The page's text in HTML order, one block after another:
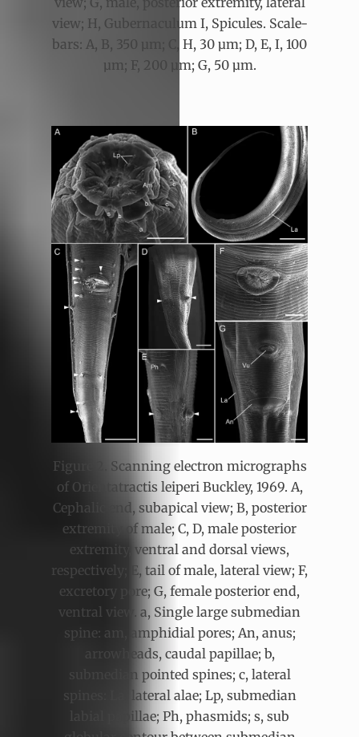
view; H, Gubernaculum I, Spicules. Scale-
bars: A, B, 350 µm; C, H, 30 µm; D, E, I, 100
µm; F, 200 µm; G, 50 µm.
Figure 2. Scanning electron micrographs
of Orientatractis leiperi Buckley, 1969. A,
Cephalic end, subapical view; B, posterior
extremity of male; C, D, male posterior
extremity, ventral and dorsal views,
respectively; E, tail of male, lateral view; F,
excretory pore; G, female posterior end,
ventral view. a, Single large submedian
spine: am, amphidial pores; An, anus;
arrowheads, caudal papillae; b,
submedian pointed spines; c, lateral
spines: La, lateral alae; Lp, submedian
labial papillae; Ph, phasmids; s, sub